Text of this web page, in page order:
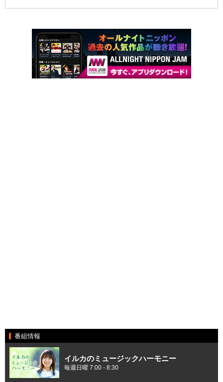
番組情報
イルカのミュージックハーモニー
毎週日曜 7:00 - 8:30